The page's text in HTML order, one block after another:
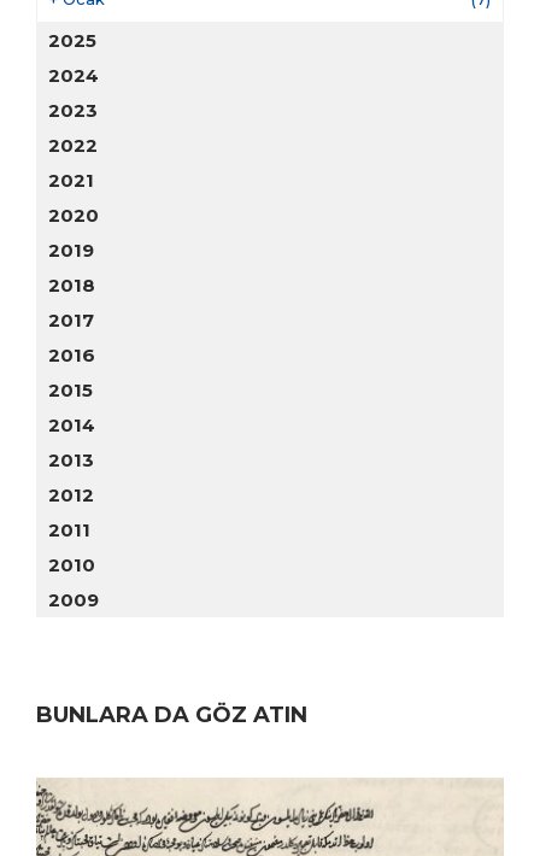
2025
2024
2023
2022
2021
2020
2019
2018
2017
2016
2015
2014
2013
2012
2011
2010
2009
BUNLARA DA GÖZ ATIN